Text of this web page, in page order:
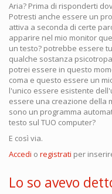
Aria? Prima di risponderti
Potresti anche essere un
attiva a seconda di certe
apparire nel mio monitor
un testo? potrebbe essere
qualche sostanza
potrei essere in questo
coma e questo essere un
l'unico essere esistente
essere una creazione della
sono un programma
testo sul TUO computer?
E così via.
Accedi o registrati per
Lo so avevo